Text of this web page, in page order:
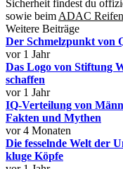
Sicherheit findest du
sowie beim ADAC
Weitere Beiträge
Der Schmelzpunkt von
vor 1 Jahr
Das Logo von Stiftung
schaffen
vor 1 Jahr
IQ-Verteilung von
Fakten und Mythen
vor 4 Monaten
Die fesselnde Welt der
kluge Köpfe